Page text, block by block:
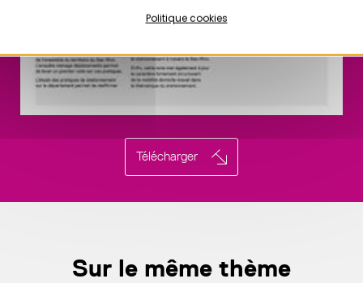
Télécharger
Sur le même thème
Politique cookies